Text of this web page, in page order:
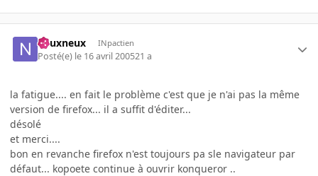
neuxneux INpactien
Posté(e) le 16 avril 200521 a
la fatigue.... en fait le problème c'est que je n'ai pas la même
version de firefox... il a suffit d'éditer...
désolé
et merci....
bon en revanche firefox n'est toujours pa sle navigateur par
défaut... kopoete continue à ouvrir konqueror ..